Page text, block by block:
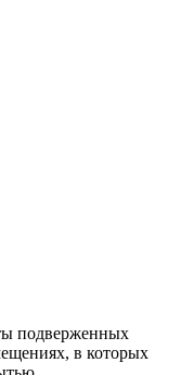
подверженных
в которых